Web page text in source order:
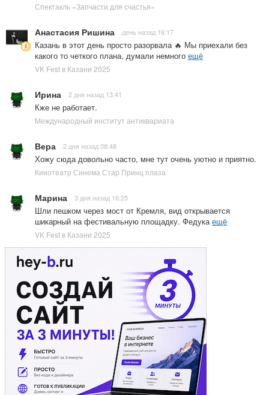
Спектакль «Запчасти для счастья»
Анастасия Ришина день назад 16:17
Казань в этот день просто разорвала 🔥 Мы приехали без
какого то четкого плана, думали немного ещё
VK Fest в Казани 2025
Ирина 2 дня назад 13:41
Кже не работает.
Международный институт антиквариата
Вера 2 дня назад 08:48
Хожу сюда довольно часто, мне тут очень уютно и приятно.
Кинотеатр Синема Стар Принц плаза
Марина 3 дня назад 16:25
Шли пешком через мост от Кремля, вид открывается
шикарный на фестивальную площадку. Федукаещё
VK Fest в Казани 2025